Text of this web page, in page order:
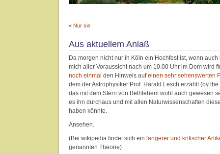
« Nur sie
Aus aktuellem Anlaß
Da morgen nicht nur in Köln ein Hochfest ist, wenn
mich aller Voraussicht nach um 10.00 Uhr im Dom wird
noch einmal den Hinweis aufeinen sehr sehenswerten
dem der Astrophysiker Prof. Harald Lesch erzählt (by
das mit dem Stern von Bethlehem wohl auch gewesen
es ihn durchaus und mit allen Naturwissenschaften
haben könnte.
Ansehen.
(Bei wikipedia findet sich ein längerer und kritischer
genannten Theorie)